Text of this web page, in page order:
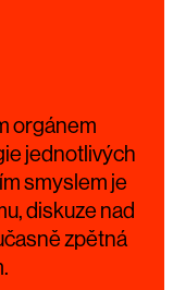
orgánem
jednotlivých
smyslem je
diskuze nad
zpětná